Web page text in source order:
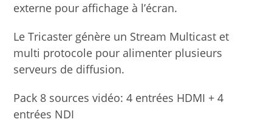
externe pour affichage à l’écran.
Le Tricaster génère un Stream Multicast et
multi protocole pour alimenter plusieurs
serveurs de diffusion.
Pack 8 sources vidéo: 4 entrées HDMI + 4
entrées NDI